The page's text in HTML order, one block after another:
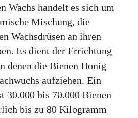
Wachs handelt es sich um
Mischung, die
Wachsdrüsen an ihren
Es dient der Errichtung
denen die Bienen Honig
aufziehen. Ein
30.000 bis 70.000 Bienen
bis zu 80 Kilogramm